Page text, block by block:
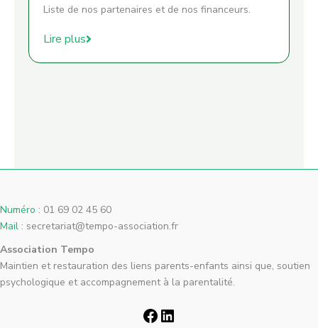
Liste de nos partenaires et de nos financeurs.
Lire plus
Numéro : 01 69 02 45 60
Mail : secretariat@tempo-association.fr
Association Tempo
Maintien et restauration des liens parents-enfants ainsi que, soutien
psychologique et accompagnement à la parentalité.